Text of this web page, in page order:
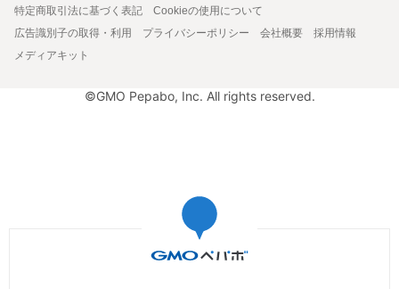
特定商取引法に基づく表記
Cookieの使用について
広告識別子の取得・利用
プライバシーポリシー 会社概要
採用情報
メディアキット
©GMO Pepabo, Inc. All rights reserved.